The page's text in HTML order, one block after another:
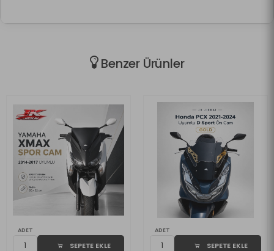
Benzer Ürünler
ADET
SEPETE EKLE
ADET
SEPETE EKLE